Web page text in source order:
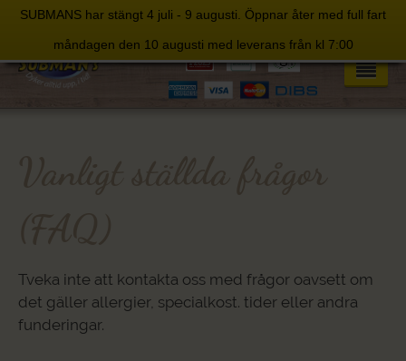
SUBMANS har stängt 4 juli - 9 augusti. Öppnar åter med full fart
måndagen den 10 augusti med leverans från kl 7:00
to
content
Tveka inte att kontakta oss med frågor oavsett om
det gäller allergier, specialkost. tider eller andra
funderingar.